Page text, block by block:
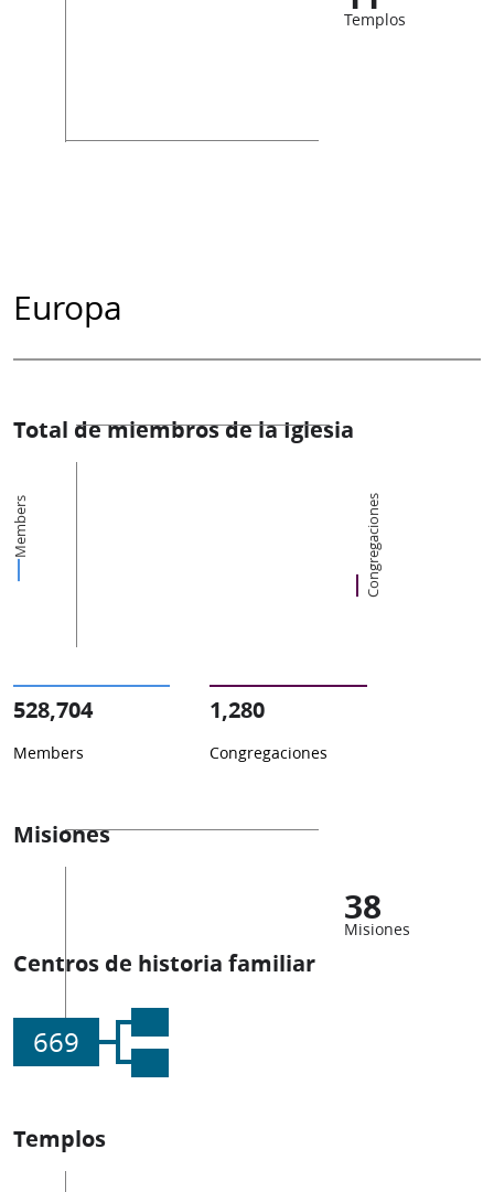
Templos
Europa
Total de miembros de la Iglesia
Members Congregaciones
528,704
Members
1,280
Congregaciones
Misiones
38
Misiones
Centros de historia familiar
669
Templos